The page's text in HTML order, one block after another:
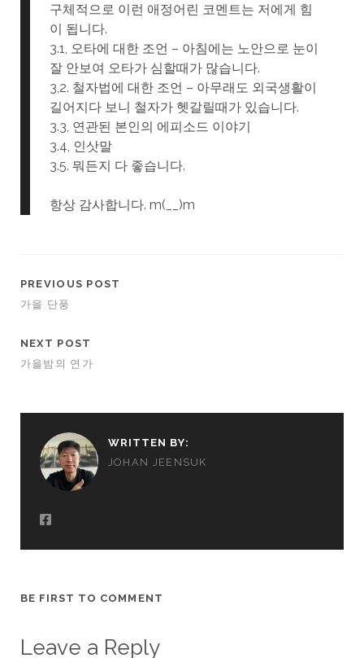
구체적으로 이런 애정어린 코멘트는 저에게 힘
이 됩니다.
3.1, 오타에 대한 조언 – 아침에는 노안으로 눈이
잘 안보여 오타가 심할때가 많습니다.
3,2. 철자법에 대한 조언 – 아무래도 외국생활이
길어지다 보니 철자가 헷갈릴때가 있습니다.
3.3, 연관된 본인의 에피소드 이야기
3.4, 인삿말
3.5. 뭐든지 다 좋습니다.
항상 감사합니다. m(__)m
PREVIOUS POST
가을 단풍
NEXT POST
가을밤의 연가
WRITTEN BY:
JOHAN JEENSUK
BE FIRST TO COMMENT
Leave a Reply